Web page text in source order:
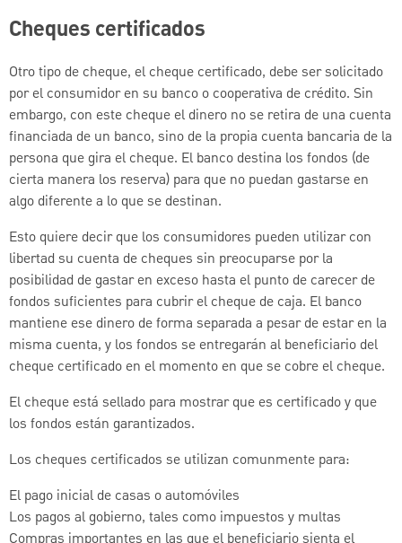
Cheques certificados
Otro tipo de cheque, el cheque certificado, debe ser solicitado
por el consumidor en su banco o cooperativa de crédito. Sin
embargo, con este cheque el dinero no se retira de una cuenta
financiada de un banco, sino de la propia cuenta bancaria de la
persona que gira el cheque. El banco destina los fondos (de
cierta manera los reserva) para que no puedan gastarse en
algo diferente a lo que se destinan.
Esto quiere decir que los consumidores pueden utilizar con
libertad su cuenta de cheques sin preocuparse por la
posibilidad de gastar en exceso hasta el punto de carecer de
fondos suficientes para cubrir el cheque de caja. El banco
mantiene ese dinero de forma separada a pesar de estar en la
misma cuenta, y los fondos se entregarán al beneficiario del
cheque certificado en el momento en que se cobre el cheque.
El cheque está sellado para mostrar que es certificado y que
los fondos están garantizados.
Los cheques certificados se utilizan comunmente para:
El pago inicial de casas o automóviles
Los pagos al gobierno, tales como impuestos y multas